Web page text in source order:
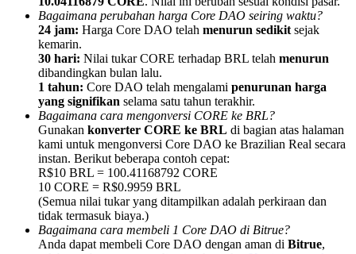
Undang teman untuk mendapatkan imbalan tunai
BTC Welcome Rewards
BTC Welcome Rewards
Bagaimana perubahan harga Core DAO seiring waktu?
24 jam: Harga Core DAO telah menurun sedikit sejak
kemarin.
30 hari: Nilai tukar CORE terhadap BRL telah menurun
dibandingkan bulan lalu.
1 tahun: Core DAO telah mengalami penurunan harga
yang signifikan selama satu tahun terakhir.
Bagaimana cara mengonversi CORE ke BRL?
Gunakan konverter CORE ke BRL di bagian atas halaman
kami untuk mengonversi Core DAO ke Brazilian Real secara
instan. Berikut beberapa contoh cepat:
R$10 BRL = 100.41168792 CORE
10 CORE = R$0.9959 BRL
(Semua nilai tukar yang ditampilkan adalah perkiraan dan
tidak termasuk biaya.)
Bagaimana cara membeli 1 Core DAO di Bitrue?
Anda dapat membeli Core DAO dengan aman di Bitrue,